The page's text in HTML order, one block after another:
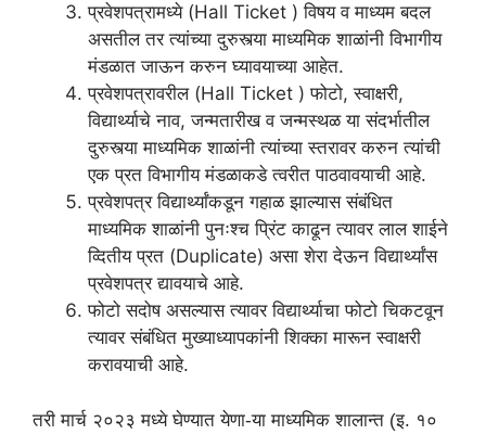
प्रवेशपत्रामध्ये (Hall Ticket ) विषय व माध्यम बदल
असतील तर त्यांच्या दुरुस्त्या माध्यमिक शाळांनी विभागीय
मंडळात जाऊन करुन घ्यावयाच्या आहेत.
प्रवेशपत्रावरील (Hall Ticket ) फोटो, स्वाक्षरी,
विद्यार्थ्याचे नाव, जन्मतारीख व जन्मस्थळ या संदर्भातील
दुरुस्त्या माध्यमिक शाळांनी त्यांच्या स्तरावर करुन त्यांची
एक प्रत विभागीय मंडळाकडे त्वरीत पाठवावयाची आहे.
प्रवेशपत्र विद्यार्थ्यांकडून गहाळ झाल्यास संबंधित
माध्यमिक शाळांनी पुनःश्च प्रिंट काढून त्यावर लाल शाईने
व्दितीय प्रत (Duplicate) असा शेरा देऊन विद्यार्थ्यांस
प्रवेशपत्र द्यावयाचे आहे.
फोटो सदोष असल्यास त्यावर विद्यार्थ्याचा फोटो चिकटवून
त्यावर संबंधित मुख्याध्यापकांनी शिक्का मारून स्वाक्षरी
करावयाची आहे.
तरी मार्च २०२३ मध्ये घेण्यात येणा-या माध्यमिक शालान्त (इ. १०